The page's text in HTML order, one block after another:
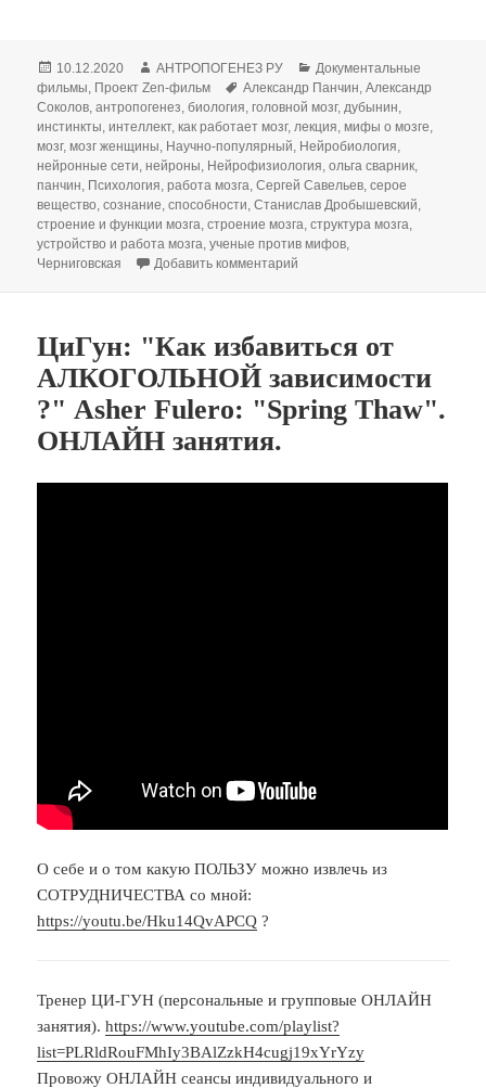
Опубликовано
10.12.2020 Автор
АНТРОПОГЕНЕЗ РУ Рубрики
Документальные
фильмы, Проект Zen-фильм Метки
Александр Панчин,Александр
Соколов,антропогенез,биология,головной мозг,дубынин,
инстинкты,интеллект,как работает мозг,лекция,мифы о мозге,
мозг,мозг женщины, Научно-популярный, Нейробиология,
нейронные сети,нейроны, Нейрофизиология,ольга сварник,
панчин, Психология,работа мозга,Сергей Савельев,серое
вещество,сознание,способности,Станислав Дробышевский,
строение и функции мозга,строение мозга,структура мозга,
устройство и работа мозга,ученые против мифов,
Черниговская
Добавить комментарий
ЦиГун: "Как избавиться от
АЛКОГОЛЬНОЙ зависимости
?" Asher Fulero: "Spring Thaw".
ОНЛАЙН занятия.
О себе и о том какую ПОЛЬЗУ можно извлечь из
СОТРУДНИЧЕСТВА со мной:
https://youtu.be/Hku14QvAPCQ ?
Тренер ЦИ-ГУН (персональные и групповые ОНЛАЙН
занятия).https://www.youtube.com/playlist?
list=PLRldRouFMhIy3BAlZzkH4cugj19xYrYzy
Провожу ОНЛАЙН сеансы индивидуального и